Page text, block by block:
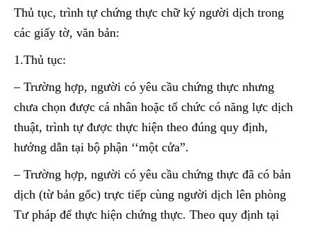
Thủ tục, trình tự chứng thực chữ ký người dịch trong
các giấy tờ, văn bản:
1.Thủ tục:
– Trường hợp, người có yêu cầu chứng thực nhưng
chưa chọn được cá nhân hoặc tổ chức có năng lực dịch
thuật, trình tự được thực hiện theo đúng quy định,
hướng dẫn tại bộ phận ‘‘một cửa”.
– Trường hợp, người có yêu cầu chứng thực đã có bản
dịch (từ bản gốc) trực tiếp cùng người dịch lên phòng
Tư pháp để thực hiện chứng thực. Theo quy định tại